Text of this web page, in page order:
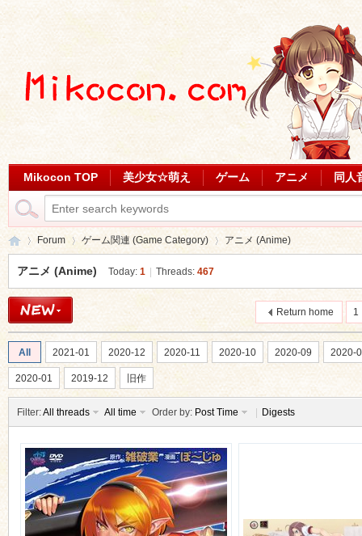
Mikocon TOP 美少女☆萌え ゲーム アニメ 同人
»
Forum ゲーム関連 (Game Category) アニメ (Anime)
アニメ (Anime) Today: 1 Threads: 467
1
Return home
All 2021-01 2020-12 2020-11 2020-10 2020-09 2020-
2020-01 2019-12 旧作
Filter:All threads All time Order by: Post Time Digests